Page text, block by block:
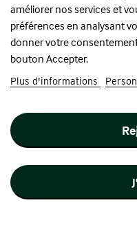
À
améliorer nos services et
préférences en analysant
donner votre
bouton Accepter.
Plus d'informations
Site